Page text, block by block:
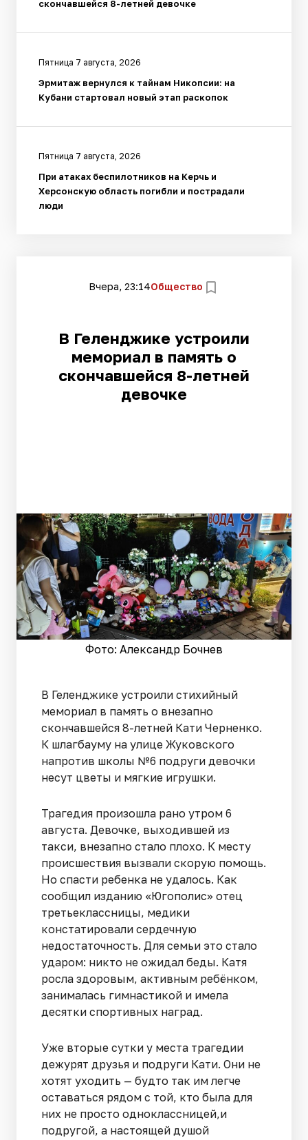
скончавшейся 8-летней девочке
Пятница 7 августа, 2026
Эрмитаж вернулся к тайнам Никопсии: на
Кубани стартовал новый этап раскопок
Пятница 7 августа, 2026
При атаках беспилотников на Керчь и
Херсонскую область погибли и пострадали
люди
Вчера, 23:14Общество
В Геленджике устроили
мемориал в память о
скончавшейся 8-летней
девочке
Фото: Александр Бочнев
В Геленджике устроили стихийный
мемориал в память о внезапно
скончавшейся 8-летней Кати Черненко.
К шлагбауму на улице Жуковского
напротив школы №6 подруги девочки
несут цветы и мягкие игрушки.
Трагедия произошла рано утром 6
августа. Девочке, выходившей из
такси, внезапно стало плохо. К месту
происшествия вызвали скорую помощь.
Но спасти ребенка не удалось. Как
сообщил изданию «Югополис» отец
третьеклассницы, медики
констатировали сердечную
недостаточность. Для семьи это стало
ударом: никто не ожидал беды. Катя
росла здоровым, активным ребёнком,
занималась гимнастикой и имела
десятки спортивных наград.
Уже вторые сутки у места трагедии
дежурят друзья и подруги Кати. Они не
хотят уходить — будто так им легче
оставаться рядом с той, кто была для
них не просто одноклассницей,и
подругой, а настоящей душой